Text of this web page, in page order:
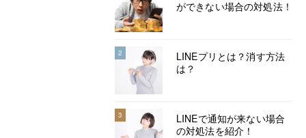
ができない場合の対処法！
2
LINEプリとは？消す方法
は？
3
LINEで通知が来ない場合
の対処法を紹介！